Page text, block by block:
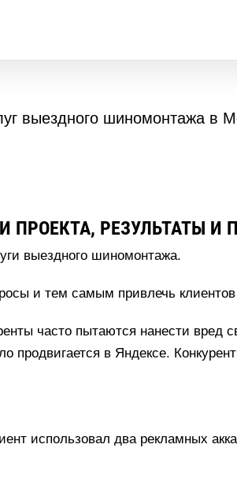
выездного шиномонтажа в
ПРОЕКТА, РЕЗУЛЬТАТЫ И
выездного шиномонтажа.
и тем самым привлечь
часто пытаются нанести вред
продвигается в Яндексе.
использовал два рекламных